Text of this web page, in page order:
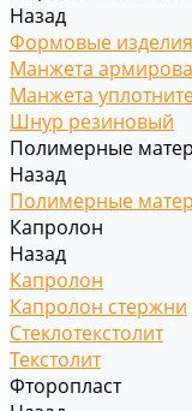
Назад
Формовые изделия
Манжета
Манжета
Шнур резиновый
Полимерные
Назад
Полимерные
Капролон
Назад
Капролон
Капролон стержни
Стеклотекстолит
Текстолит
Фторопласт